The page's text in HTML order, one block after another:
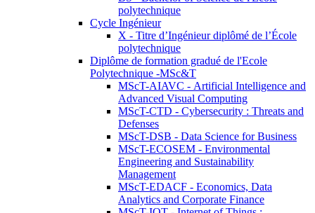
polytechnique
Cycle Ingénieur
X - Titre d’Ingénieur diplômé de l’École
polytechnique
Diplôme de formation gradué de l'Ecole
Polytechnique -MSc&T
MScT-AIAVC - Artificial Intelligence and
Advanced Visual Computing
MScT-CTD - Cybersecurity : Threats and
Defenses
MScT-DSB - Data Science for Business
MScT-ECOSEM - Environmental
Engineering and Sustainability
Management
MScT-EDACF - Economics, Data
Analytics and Corporate Finance